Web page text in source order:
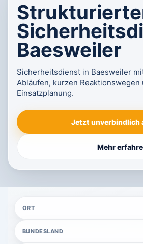
Baesweiler
Sicherheitsdienst in Baesweiler
Abläufen, kurzen
Einsatzplanung.
Jetzt unverbindlich
Mehr
ORT
BUNDESLAND